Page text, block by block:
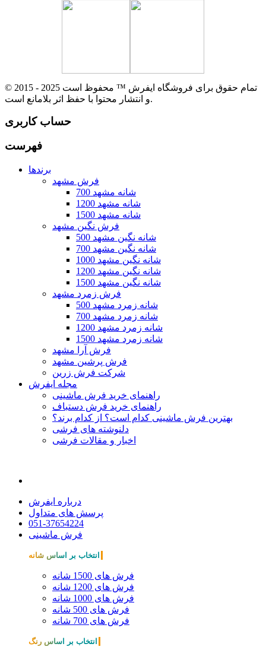
© 2015 - 2025 تمام حقوق برای فروشگاه ایفرش ™ محفوظ است
و انتشار محتوا با حفظ اثر بلامانع است.
حساب کاربری
فهرست
برندها
فرش مشهد
700 شانه مشهد
1200 شانه مشهد
1500 شانه مشهد
فرش نگین مشهد
500 شانه نگین مشهد
700 شانه نگین مشهد
1000 شانه نگین مشهد
1200 شانه نگین مشهد
1500 شانه نگین مشهد
فرش زمرد مشهد
500 شانه زمرد مشهد
700 شانه زمرد مشهد
1200 شانه زمرد مشهد
1500 شانه زمرد مشهد
فرش آرا مشهد
فرش پرشین مشهد
شرکت فرش زرین
مجله ایفرش
راهنمای خرید فرش ماشینی
راهنمای خرید فرش دستباف
بهترین فرش ماشینی کدام است؟ از کدام برند؟
دلنوشته های فرشی
اخبار و مقالات فرشی
درباره ایفرش
پرسش های متداول
051-37654224
فرش ماشینی
انتخاب بر اساس شانه
فرش های 1500 شانه
فرش های 1200 شانه
فرش های 1000 شانه
فرش های 500 شانه
فرش های 700 شانه
انتخاب بر اساس رنگ